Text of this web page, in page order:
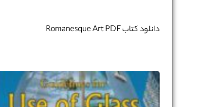
دانلود کتاب Romanesque Art PDF